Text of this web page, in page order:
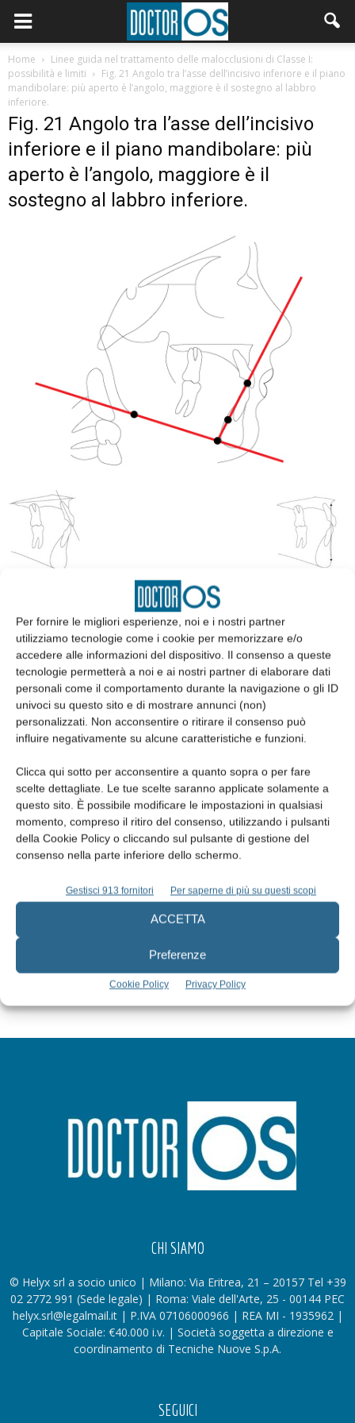
Per fornire le migliori esperienze, noi e i nostri partner
utilizziamo tecnologie come i cookie per memorizzare e/o
accedere alle informazioni del dispositivo. Il consenso a queste
tecnologie permetterà a noi e ai nostri partner di elaborare dati
personali come il comportamento durante la navigazione o gli ID
univoci su questo sito e di mostrare annunci (non)
personalizzati. Non acconsentire o ritirare il consenso può
influire negativamente su alcune caratteristiche e funzioni.
Clicca qui sotto per acconsentire a quanto sopra o per fare
scelte dettagliate. Le tue scelte saranno applicate solamente a
questo sito. È possibile modificare le impostazioni in qualsiasi
momento, compreso il ritiro del consenso, utilizzando i pulsanti
della Cookie Policy o cliccando sul pulsante di gestione del
consenso nella parte inferiore dello schermo.
Gestisci 913 fornitori Per saperne di più su questi scopi
ACCETTA
Preferenze
Cookie Policy Privacy Policy
Home
Linee guida nel trattamento delle malocclusioni di Classe I:
possibilità e limiti
Fig. 21 Angolo tra l’asse dell’incisivo inferiore e il piano
mandibolare: più aperto è l’angolo, maggiore è il sostegno al labbro
inferiore.
Fig. 21 Angolo tra l’asse dell’incisivo
inferiore e il piano mandibolare: più
aperto è l’angolo, maggiore è il
sostegno al labbro inferiore.
EDICOLA
Edicola web
CHI SIAMO
© Helyx srl a socio unico | Milano: Via Eritrea, 21 – 20157 Tel +39
02 2772 991 (Sede legale) | Roma: Viale dell'Arte, 25 - 00144 PEC
helyx.srl@legalmail.it | P.IVA 07106000966 | REA MI - 1935962 |
Capitale Sociale: €40.000 i.v. | Società soggetta a direzione e
coordinamento di Tecniche Nuove S.p.A.
SEGUICI